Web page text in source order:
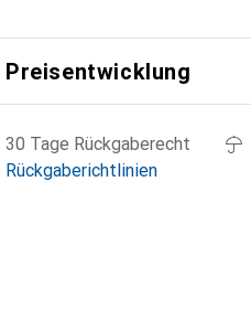
Preisentwicklung
30 Tage Rückgaberecht
Rückgaberichtlinien